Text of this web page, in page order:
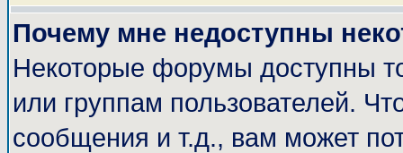
Почему мне недоступны
Некоторые форумы доступны
или группам пользователей.
сообщения и т.д., вам может